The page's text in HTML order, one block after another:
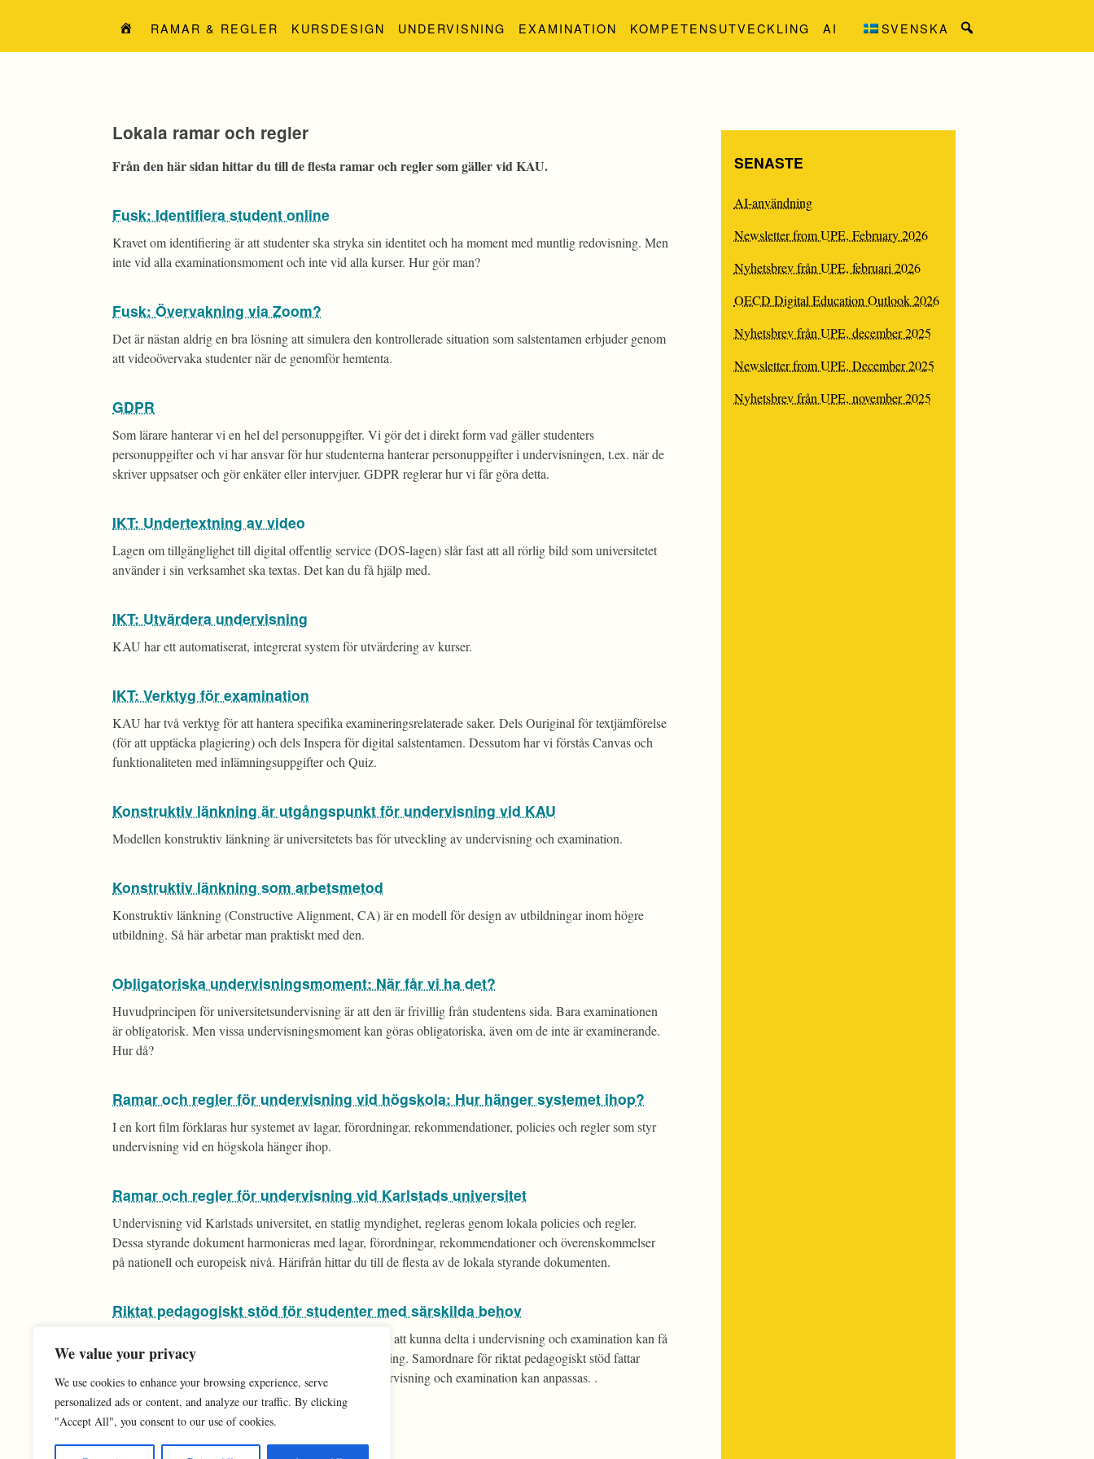
We value your privacy
We use cookies to enhance your browsing experience, serve
personalized ads or content, and analyze our traffic. By clicking
"Accept All", you consent to our use of cookies.
till
RAMAR & REGLER KURSDESIGN UNDERVISNING EXAMINATION KOMPETENSUTVECKLING AI SVENSKA
Search
Lokala ramar och regler
Från den här sidan hittar du till de flesta ramar och regler som gäller vid KAU.
Fusk: Identifiera student online
Kravet om identifiering är att studenter ska stryka sin identitet och ha moment med muntlig redovisning. Men
inte vid alla examinationsmoment och inte vid alla kurser. Hur gör man?
Fusk: Övervakning via Zoom?
Det är nästan aldrig en bra lösning att simulera den kontrollerade situation som salstentamen erbjuder genom
att videoövervaka studenter när de genomför hemtenta.
GDPR
Som lärare hanterar vi en hel del personuppgifter. Vi gör det i direkt form vad gäller studenters
personuppgifter och vi har ansvar för hur studenterna hanterar personuppgifter i undervisningen, t.ex. när de
skriver uppsatser och gör enkäter eller intervjuer. GDPR reglerar hur vi får göra detta.
IKT: Undertextning av video
Lagen om tillgänglighet till digital offentlig service (DOS-lagen) slår fast att all rörlig bild som universitetet
använder i sin verksamhet ska textas. Det kan du få hjälp med.
IKT: Utvärdera undervisning
KAU har ett automatiserat, integrerat system för utvärdering av kurser.
IKT: Verktyg för examination
KAU har två verktyg för att hantera specifika examineringsrelaterade saker. Dels Ouriginal för textjämförelse
(för att upptäcka plagiering) och dels Inspera för digital salstentamen. Dessutom har vi förstås Canvas och
funktionaliteten med inlämningsuppgifter och Quiz.
Konstruktiv länkning är utgångspunkt för undervisning vid KAU
Modellen konstruktiv länkning är universitetets bas för utveckling av undervisning och examination.
Konstruktiv länkning som arbetsmetod
Konstruktiv länkning (Constructive Alignment, CA) är en modell för design av utbildningar inom högre
utbildning. Så här arbetar man praktiskt med den.
Obligatoriska undervisningsmoment: När får vi ha det?
Huvudprincipen för universitetsundervisning är att den är frivillig från studentens sida. Bara examinationen
är obligatorisk. Men vissa undervisningsmoment kan göras obligatoriska, även om de inte är examinerande.
Hur då?
Ramar och regler för undervisning vid högskola: Hur hänger systemet ihop?
I en kort film förklaras hur systemet av lagar, förordningar, rekommendationer, policies och regler som styr
undervisning vid en högskola hänger ihop.
Ramar och regler för undervisning vid Karlstads universitet
Undervisning vid Karlstads universitet, en statlig myndighet, regleras genom lokala policies och regler.
Dessa styrande dokument harmonieras med lagar, förordningar, rekommendationer och överenskommelser
på nationell och europeisk nivå. Härifrån hittar du till de flesta av de lokala styrande dokumenten.
Riktat pedagogiskt stöd för studenter med särskilda behov
Studenter som har behov av särskilda arrangemang för att kunna delta i undervisning och examination kan få
det om behovet beror av en varaktig funktionsnedsättning. Samordnare för riktat pedagogiskt stöd fattar
beslut eller utfärdar rekommendationer kring hur undervisning och examination kan anpassas. .
SENASTE
AI-användning
Newsletter from UPE, February 2026
Nyhetsbrev från UPE, februari 2026
OECD Digital Education Outlook 2026
Nyhetsbrev från UPE, december 2025
Newsletter from UPE, December 2025
Nyhetsbrev från UPE, november 2025